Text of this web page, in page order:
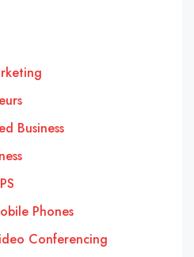
Business
Phones
Conferencing